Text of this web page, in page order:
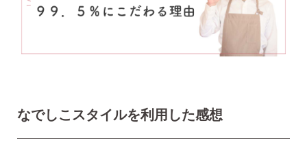
なでしこスタイルを利用した感想